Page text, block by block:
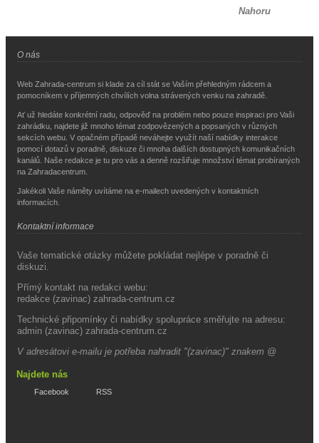
Nahoru
O nás
Web Zahrada-centrum si klade za cíl stát se Vaším přehledným rádcem a
pomocníkem v příjemných chvílích volna strávených venku na zahradě.
Ať už hledáte konkrétní radu, odpověď na problém nebo pouze inspiraci pro Vaši
zahrádku, najdete již mnoho témat zodpovězených a popsaných v různých
sekcích webu. V opačném případě neváhejte využít naší nabídky interakce
pomocí dotazů v poradně, diskuze či mnoha dalších dostupných komunikačních
kanálů. Naše redakce je tu pro vás a denně rozšiřuje množství témat probíraných
na Zahradacentrum.
Jakékoli Vaše náměty uvítáme na e-mailech uvedených v kontaktních
informacích.
Kontaktní informace
Vaše tematické otázky můžete pokládat nejlépe v poradně či
diskuzi.
Přímý kontakt na redakci webu:
redakce (zavinac) zahrada-centrum.cz
Technické připomínky či nabídky spolupráce směřujte na adresu:
admin (zavinac) zahrada-centrum.cz
V adresátovi e-mailu je potřeba nahradit "(zavinac)" znakem @
Najdete nás
Facebook RSS